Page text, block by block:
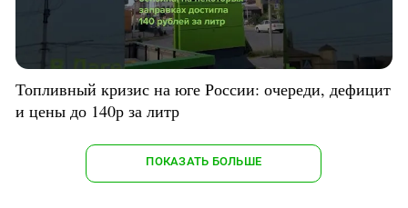
Топливный кризис на юге России: очереди, дефицит
и цены до 140р за литр
ПОКАЗАТЬ БОЛЬШЕ